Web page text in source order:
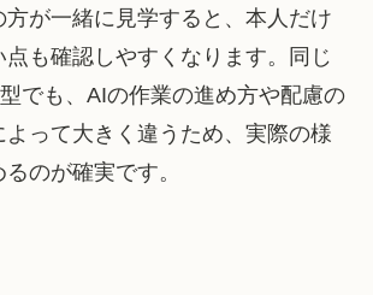
が一緒に見学すると、本人だけ
も確認しやすくなります。同じ
でも、AIの作業の進め方や配慮の
って大きく違うため、実際の様
のが確実です。